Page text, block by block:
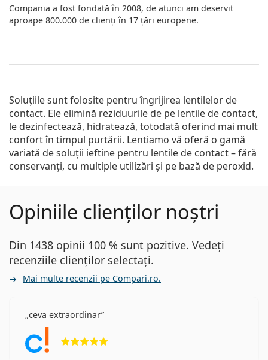
Compania a fost fondată în 2008, de atunci am deservit
aproape 800.000 de clienți în 17 țări europene.
Soluțiile sunt folosite pentru îngrijirea lentilelor de
contact. Ele elimină reziduurile de pe lentile de contact,
le dezinfectează, hidratează, totodată oferind mai mult
confort în timpul purtării. Lentiamo vă oferă o gamă
variată de soluții ieftine pentru lentile de contact – fără
conservanți, cu multiple utilizări și pe bază de peroxid.
Opiniile clienților noștri
Din 1438 opinii 100 % sunt pozitive. Vedeți
recenziile clienților selectați.
Mai multe recenzii pe Compari.ro.
ceva extraordinar